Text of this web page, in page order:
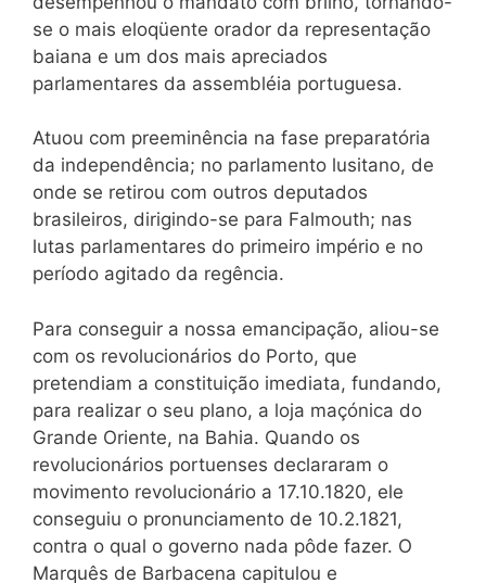
se o mais eloqüente orador da representação
baiana e um dos mais apreciados
parlamentares da assembléia portuguesa.
Atuou com preeminência na fase preparatória
da independência; no parlamento lusitano, de
onde se retirou com outros deputados
brasileiros, dirigindo-se para Falmouth; nas
lutas parlamentares do primeiro império e no
período agitado da regência.
Para conseguir a nossa emancipação, aliou-se
com os revolucionários do Porto, que
pretendiam a constituição imediata, fundando,
para realizar o seu plano, a loja maçónica do
Grande Oriente, na Bahia. Quando os
revolucionários portuenses declararam o
movimento revolucionário a 17.10.1820, ele
conseguiu o pronunciamento de 10.2.1821,
contra o qual o governo nada pôde fazer. O
Marquês de Barbacena capitulou e